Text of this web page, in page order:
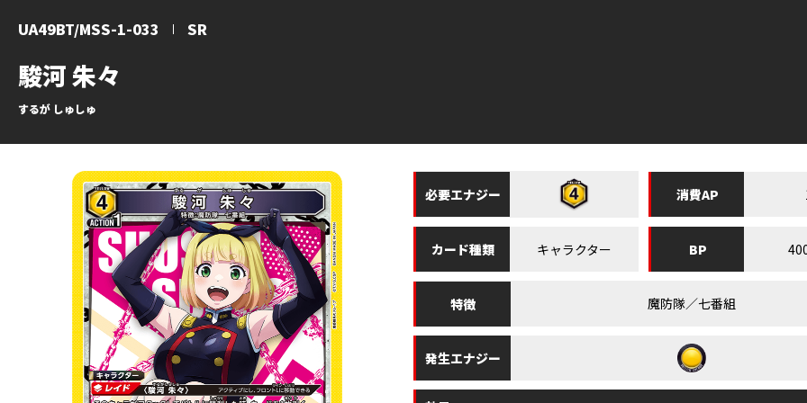
駿河 朱々
するが しゅしゅ
UA49BT/MSS-1-033 SR
必要エナジー 消費AP
カード種類 キャラクター BP
特徴 魔防隊／七番組
発生エナジー